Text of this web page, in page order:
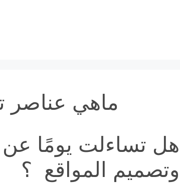
ماهي عناصر
هل تساءلت يومًا
وتصميم المواقع ؟